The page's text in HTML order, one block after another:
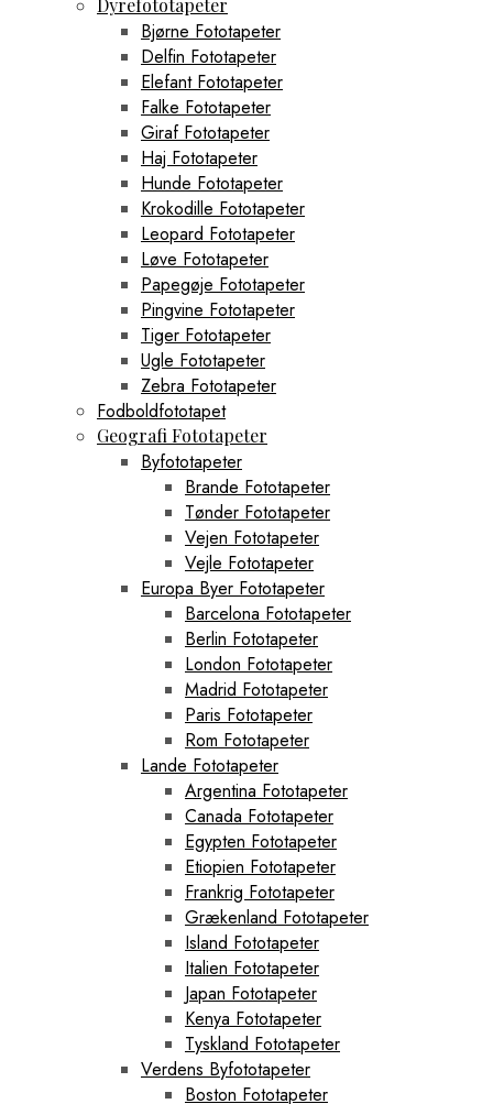
Madplakater
Ørne Plakater
Pindsvine Plakater
Rio de Janeiro Plakater
Sportsplakater
Fodboldplakater
AC Milan Plakater
Liverpool FC Plakater
Manchester City Plakater
Manchester United Plakater
Monaco Plakater
Real Madrid Plakater
Ribe Plakater
West Ham United Plakater
Varde Plakater
Dyrefototapeter
Bjørne Fototapeter
Delfin Fototapeter
Elefant Fototapeter
Falke Fototapeter
Giraf Fototapeter
Haj Fototapeter
Hunde Fototapeter
Krokodille Fototapeter
Leopard Fototapeter
Løve Fototapeter
Papegøje Fototapeter
Pingvine Fototapeter
Tiger Fototapeter
Ugle Fototapeter
Zebra Fototapeter
Fodboldfototapet
Geografi Fototapeter
Byfototapeter
Brande Fototapeter
Tønder Fototapeter
Vejen Fototapeter
Vejle Fototapeter
Europa Byer Fototapeter
Barcelona Fototapeter
Berlin Fototapeter
London Fototapeter
Madrid Fototapeter
Paris Fototapeter
Rom Fototapeter
Lande Fototapeter
Argentina Fototapeter
Canada Fototapeter
Egypten Fototapeter
Etiopien Fototapeter
Frankrig Fototapeter
Grækenland Fototapeter
Island Fototapeter
Italien Fototapeter
Japan Fototapeter
Kenya Fototapeter
Tyskland Fototapeter
Verdens Byfototapeter
Boston Fototapeter